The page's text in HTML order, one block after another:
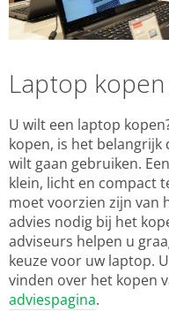
Laptop
U wilt een laptop
kopen, is het
wilt gaan gebruiken.
klein, licht en compact
moet voorzien zijn van
advies nodig bij het
adviseurs helpen u
keuze voor uw laptop.
vinden over het kopen
adviespagina.